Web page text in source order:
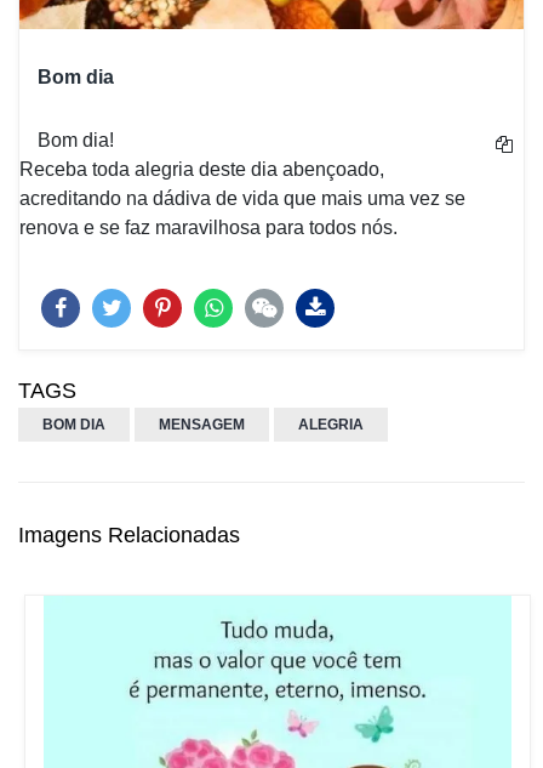
Bom dia
Bom dia!
Receba toda alegria deste dia abençoado,
acreditando na dádiva de vida que mais uma vez se
renova e se faz maravilhosa para todos nós.
TAGS
BOM DIA MENSAGEM ALEGRIA
Imagens Relacionadas